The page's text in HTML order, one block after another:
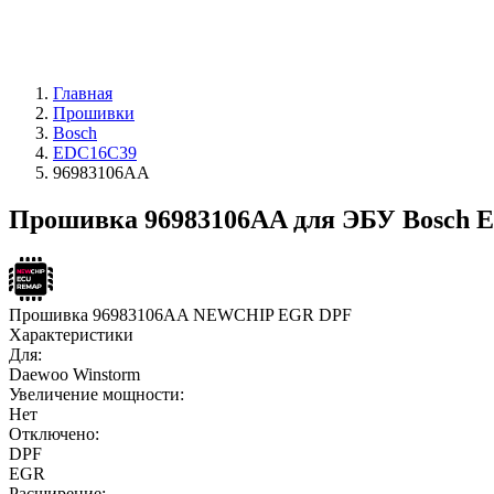
Главная
Прошивки
Bosch
EDC16C39
96983106AA
Прошивка 96983106AA для ЭБУ Bosch
Прошивка 96983106AA NEWCHIP EGR DPF
Характеристики
Для:
Daewoo Winstorm
Увеличение мощности:
Нет
Отключено:
DPF
EGR